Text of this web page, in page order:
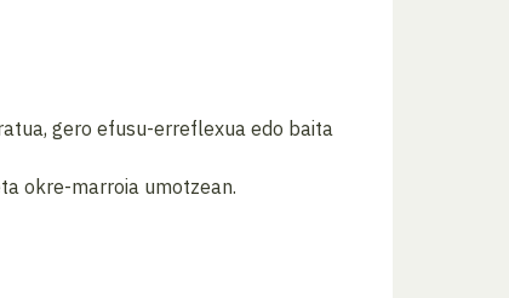
gero efusu-erreflexua edo baita
okre-marroia umotzean.